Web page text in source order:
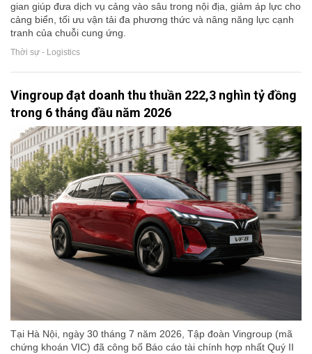
gian giúp đưa dịch vụ cảng vào sâu trong nội địa, giảm áp lực cho
cảng biển, tối ưu vận tải đa phương thức và nâng năng lực cạnh
tranh của chuỗi cung ứng.
Thời sự - Logistics
Vingroup đạt doanh thu thuần 222,3 nghìn tỷ đồng
trong 6 tháng đầu năm 2026
Tại Hà Nội, ngày 30 tháng 7 năm 2026, Tập đoàn Vingroup (mã
chứng khoán VIC) đã công bố Báo cáo tài chính hợp nhất Quý II